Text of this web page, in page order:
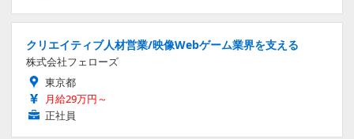
クリエイティブ人材営業/映像Webゲーム業界を支える
株式会社フェローズ
東京都
月給29万円～
正社員